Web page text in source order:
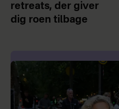
retreats, der giver
dig roen tilbage